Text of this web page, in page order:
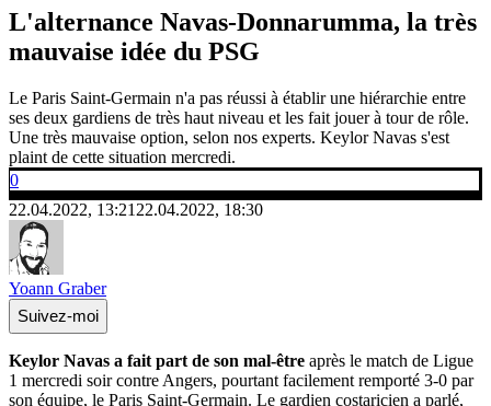
L'alternance Navas-Donnarumma, la très
mauvaise idée du PSG
Le Paris Saint-Germain n'a pas réussi à établir une hiérarchie entre
ses deux gardiens de très haut niveau et les fait jouer à tour de rôle.
Une très mauvaise option, selon nos experts. Keylor Navas s'est
plaint de cette situation mercredi.
0
22.04.2022, 13:21 22.04.2022, 18:30
Yoann Graber
Suivez-moi
Keylor Navas a fait part de son mal-être après le match de Ligue
1 mercredi soir contre Angers, pourtant facilement remporté 3-0 par
son équipe, le Paris Saint-Germain. Le gardien costaricien a parlé,